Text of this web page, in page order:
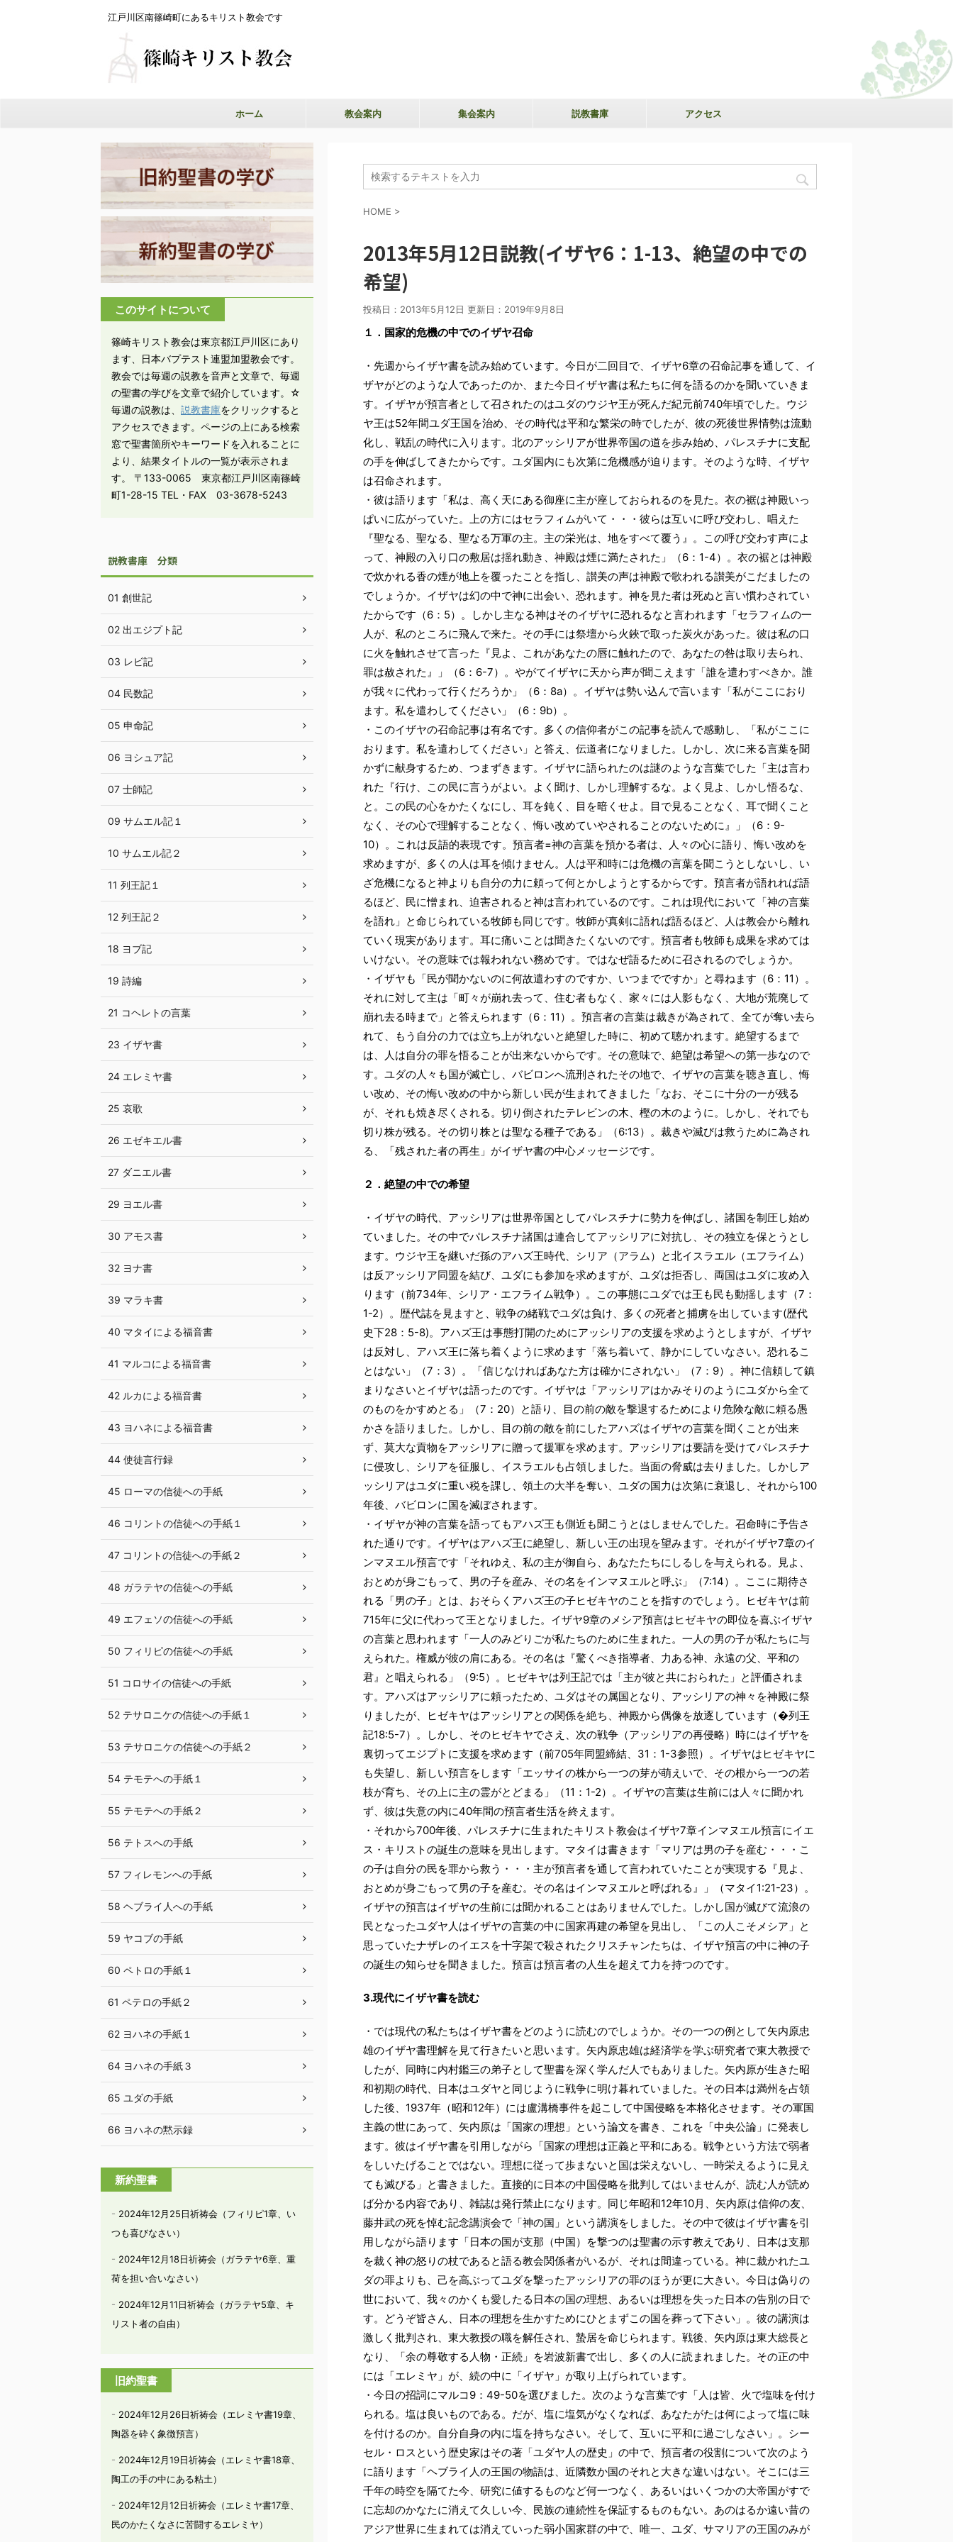
江戸川区南篠崎町にあるキリスト教会です
ホーム 教会案内 集会案内 説教書庫 アクセス
HOME >
2013年5月12日説教(イザヤ6：1-13、絶望の中での
希望)
投稿日：2013年5月12日 更新日： 2019年9月8日
１．国家的危機の中でのイザヤ召命
・先週からイザヤ書を読み始めています。今日が二回目で、イザヤ6章の召命記事を通して、イ
ザヤがどのような人であったのか、また今日イザヤ書は私たちに何を語るのかを聞いていきま
す。イザヤが預言者として召されたのはユダのウジヤ王が死んだ紀元前740年頃でした。ウジ
ヤ王は52年間ユダ王国を治め、その時代は平和な繁栄の時でしたが、彼の死後世界情勢は流動
化し、戦乱の時代に入ります。北のアッシリアが世界帝国の道を歩み始め、パレスチナに支配
の手を伸ばしてきたからです。ユダ国内にも次第に危機感が迫ります。そのような時、イザヤ
は召命されます。
・彼は語ります「私は、高く天にある御座に主が座しておられるのを見た。衣の裾は神殿いっ
ぱいに広がっていた。上の方にはセラフィムがいて・・・彼らは互いに呼び交わし、唱えた
『聖なる、聖なる、聖なる万軍の主。主の栄光は、地をすべて覆う』。この呼び交わす声によ
って、神殿の入り口の敷居は揺れ動き、神殿は煙に満たされた」（6：1-4）。衣の裾とは神殿
で炊かれる香の煙が地上を覆ったことを指し、讃美の声は神殿で歌われる讃美がこだましたの
でしょうか。イザヤは幻の中で神に出会い、恐れます。神を見た者は死ぬと言い慣わされてい
たからです（6：5）。しかし主なる神はそのイザヤに恐れるなと言われます「セラフィムの一
人が、私のところに飛んで来た。その手には祭壇から火鋏で取った炭火があった。彼は私の口
に火を触れさせて言った『見よ、これがあなたの唇に触れたので、あなたの咎は取り去られ、
罪は赦された』」（6：6-7）。やがてイザヤに天から声が聞こえます「誰を遣わすべきか。誰
が我々に代わって行くだろうか」（6：8a）。イザヤは勢い込んで言います「私がここにおり
ます。私を遣わしてください」（6：9b）。
・このイザヤの召命記事は有名です。多くの信仰者がこの記事を読んで感動し、「私がここに
おります。私を遣わしてください」と答え、伝道者になりました。しかし、次に来る言葉を聞
かずに献身するため、つまずきます。イザヤに語られたのは謎のような言葉でした「主は言わ
れた『行け、この民に言うがよい。よく聞け、しかし理解するな。よく見よ、しかし悟るな、
と。この民の心をかたくなにし、耳を鈍く、目を暗くせよ。目で見ることなく、耳で聞くこと
なく、その心で理解することなく、悔い改めていやされることのないために』」（6：9-
10）。これは反語的表現です。預言者=神の言葉を預かる者は、人々の心に語り、悔い改めを
求めますが、多くの人は耳を傾けません。人は平和時には危機の言葉を聞こうとしないし、い
ざ危機になると神よりも自分の力に頼って何とかしようとするからです。預言者が語れれば語
るほど、民に憎まれ、迫害されると神は言われているのです。これは現代において「神の言葉
を語れ」と命じられている牧師も同じです。牧師が真剣に語れば語るほど、人は教会から離れ
ていく現実があります。耳に痛いことは聞きたくないのです。預言者も牧師も成果を求めては
いけない。その意味では報われない務めです。ではなぜ語るために召されるのでしょうか。
・イザヤも「民が聞かないのに何故遣わすのですか、いつまでですか」と尋ねます（6：11）。
それに対して主は「町々が崩れ去って、住む者もなく、家々には人影もなく、大地が荒廃して
崩れ去る時まで」と答えられます（6：11）。預言者の言葉は裁きが為されて、全てが奪い去ら
れて、もう自分の力では立ち上がれないと絶望した時に、初めて聴かれます。絶望するまで
は、人は自分の罪を悟ることが出来ないからです。その意味で、絶望は希望への第一歩なので
す。ユダの人々も国が滅亡し、バビロンへ流刑されたその地で、イザヤの言葉を聴き直し、悔
い改め、その悔い改めの中から新しい民が生まれてきました「なお、そこに十分の一が残る
が、それも焼き尽くされる。切り倒されたテレビンの木、樫の木のように。しかし、それでも
切り株が残る。その切り株とは聖なる種子である」（6:13）。裁きや滅びは救うために為され
る、「残された者の再生」がイザヤ書の中心メッセージです。
２．絶望の中での希望
・イザヤの時代、アッシリアは世界帝国としてパレスチナに勢力を伸ばし、諸国を制圧し始め
ていました。その中でパレスチナ諸国は連合してアッシリアに対抗し、その独立を保とうとし
ます。ウジヤ王を継いだ孫のアハズ王時代、シリア（アラム）と北イスラエル（エフライム）
は反アッシリア同盟を結び、ユダにも参加を求めますが、ユダは拒否し、両国はユダに攻め入
ります（前734年、シリア・エフライム戦争）。この事態にユダでは王も民も動揺します（7：
1-2）。歴代誌を見ますと、戦争の緒戦でユダは負け、多くの死者と捕虜を出しています(歴代
史下28：5-8)。アハズ王は事態打開のためにアッシリアの支援を求めようとしますが、イザヤ
は反対し、アハズ王に落ち着くように求めます「落ち着いて、静かにしていなさい。恐れるこ
とはない」（7：3）。「信じなければあなた方は確かにされない」（7：9）。神に信頼して鎮
まりなさいとイザヤは語ったのです。イザヤは「アッシリアはかみそりのようにユダから全て
のものをかすめとる」（7：20）と語り、目の前の敵を撃退するためにより危険な敵に頼る愚
かさを語りました。しかし、目の前の敵を前にしたアハズはイザヤの言葉を聞くことが出来
ず、莫大な貢物をアッシリアに贈って援軍を求めます。アッシリアは要請を受けてパレスチナ
に侵攻し、シリアを征服し、イスラエルも占領しました。当面の脅威は去りました。しかしア
ッシリアはユダに重い税を課し、領土の大半を奪い、ユダの国力は次第に衰退し、それから100
年後、バビロンに国を滅ぼされます。
・イザヤが神の言葉を語ってもアハズ王も側近も聞こうとはしませんでした。召命時に予告さ
れた通りです。イザヤはアハズ王に絶望し、新しい王の出現を望みます。それがイザヤ7章のイ
ンマヌエル預言です「それゆえ、私の主が御自ら、あなたたちにしるしを与えられる。見よ、
おとめが身ごもって、男の子を産み、その名をインマヌエルと呼ぶ」（7:14）。ここに期待さ
れる「男の子」とは、おそらくアハズ王の子ヒゼキヤのことを指すのでしょう。ヒゼキヤは前
715年に父に代わって王となりました。イザヤ9章のメシア預言はヒゼキヤの即位を喜ぶイザヤ
の言葉と思われます「一人のみどりごが私たちのために生まれた。一人の男の子が私たちに与
えられた。権威が彼の肩にある。その名は『驚くべき指導者、力ある神、永遠の父、平和の
君』と唱えられる」（9:5）。ヒゼキヤは列王記では「主が彼と共におられた」と評価されま
す。アハズはアッシリアに頼ったため、ユダはその属国となり、アッシリアの神々を神殿に祭
りましたが、ヒゼキヤはアッシリアとの関係を絶ち、神殿から偶像を放逐しています（�列王
記18:5-7）。しかし、そのヒゼキヤでさえ、次の戦争（アッシリアの再侵略）時にはイザヤを
裏切ってエジプトに支援を求めます（前705年同盟締結、31：1-3参照）。イザヤはヒゼキヤに
も失望し、新しい預言をします「エッサイの株から一つの芽が萌えいで、その根から一つの若
枝が育ち、その上に主の霊がとどまる」（11：1-2）。イザヤの言葉は生前には人々に聞かれ
ず、彼は失意の内に40年間の預言者生活を終えます。
・それから700年後、パレスチナに生まれたキリスト教会はイザヤ7章インマヌエル預言にイエ
ス・キリストの誕生の意味を見出します。マタイは書きます「マリアは男の子を産む・・・こ
の子は自分の民を罪から救う・・・主が預言者を通して言われていたことが実現する『見よ、
おとめが身ごもって男の子を産む。その名はインマヌエルと呼ばれる』」（マタイ1:21-23）。
イザヤの預言はイザヤの生前には聞かれることはありませんでした。しかし国が滅びて流浪の
民となったユダヤ人はイザヤの言葉の中に国家再建の希望を見出し、「この人こそメシア」と
思っていたナザレのイエスを十字架で殺されたクリスチャンたちは、イザヤ預言の中に神の子
の誕生の知らせを聞きました。預言は預言者の人生を超えて力を持つのです。
3.現代にイザヤ書を読む
・では現代の私たちはイザヤ書をどのように読むのでしょうか。その一つの例として矢内原忠
雄のイザヤ書理解を見て行きたいと思います。矢内原忠雄は経済学を学ぶ研究者で東大教授で
したが、同時に内村鑑三の弟子として聖書を深く学んだ人でもありました。矢内原が生きた昭
和初期の時代、日本はユダヤと同じように戦争に明け暮れていました。その日本は満州を占領
した後、1937年（昭和12年）には盧溝橋事件を起こして中国侵略を本格化させます。その軍国
主義の世にあって、矢内原は「国家の理想」という論文を書き、これを「中央公論」に発表し
ます。彼はイザヤ書を引用しながら「国家の理想は正義と平和にある。戦争という方法で弱者
をしいたげることではない。理想に従って歩まないと国は栄えないし、一時栄えるように見え
ても滅びる」と書きました。直接的に日本の中国侵略を批判してはいませんが、読む人が読め
ば分かる内容であり、雑誌は発行禁止になります。同じ年昭和12年10月、矢内原は信仰の友、
藤井武の死を悼む記念講演会で「神の国」という講演をしました。その中で彼はイザヤ書を引
用しながら語ります「日本の国が支那（中国）を撃つのは聖書の示す教えであり、日本は支那
を裁く神の怒りの杖であると語る教会関係者がいるが、それは間違っている。神に裁かれたユ
ダの罪よりも、己を高ぶってユダを撃ったアッシリアの罪のほうが更に大きい。今日は偽りの
世において、我々のかくも愛したる日本の国の理想、あるいは理想を失った日本の告別の日で
す。どうぞ皆さん、日本の理想を生かすためにひとまずこの国を葬って下さい」。彼の講演は
激しく批判され、東大教授の職を解任され、蟄居を命じられます。戦後、矢内原は東大総長と
なり、「余の尊敬する人物・正続」を岩波新書で出し、多くの人に読まれました。その正の中
には「エレミヤ」が、続の中に「イザヤ」が取り上げられています。
・今日の招詞にマルコ9：49-50を選びました。次のような言葉です「人は皆、火で塩味を付け
られる。塩は良いものである。だが、塩に塩気がなくなれば、あなたがたは何によって塩に味
を付けるのか。自分自身の内に塩を持ちなさい。そして、互いに平和に過ごしなさい」。シー
セル・ロスという歴史家はその著「ユダヤ人の歴史」の中で、預言者の役割について次のよう
に語ります「ヘブライ人の王国の物語は、近隣数か国のそれと大きな違いはない。そこには三
千年の時空を隔てた今、研究に値するものなど何一つなく、あるいはいくつかの大帝国がすで
に忘却のかなたに消えて久しい今、民族の連続性を保証するものもない。あのはるか遠い昔の
アジア世界に生まれては消えていった弱小国家群の中で、唯一、ユダ、サマリアの王国のみが
このサイトについて
篠崎キリスト教会は東京都江戸川区にあり
ます、日本バプテスト連盟加盟教会です。
教会では毎週の説教を音声と文章で、毎週
の聖書の学びを文章で紹介しています。☆
毎週の説教は、 説教書庫をクリックすると
アクセスできます。ページの上にある検索
窓で聖書箇所やキーワードを入れることに
より、結果タイトルの一覧が表示されま
す。 〒133-0065 東京都江戸川区南篠崎
町1-28-15 TEL・FAX 03-3678-5243
説教書庫 分類
01 創世記
02 出エジプト記
03 レビ記
04 民数記
05 申命記
06 ヨシュア記
07 士師記
09 サムエル記１
10 サムエル記２
11 列王記１
12 列王記２
18 ヨブ記
19 詩編
21 コヘレトの言葉
23 イザヤ書
24 エレミヤ書
25 哀歌
26 エゼキエル書
27 ダニエル書
29 ヨエル書
30 アモス書
32 ヨナ書
39 マラキ書
40 マタイによる福音書
41 マルコによる福音書
42 ルカによる福音書
43 ヨハネによる福音書
44 使徒言行録
45 ローマの信徒への手紙
46 コリントの信徒への手紙１
47 コリントの信徒への手紙２
48 ガラテヤの信徒への手紙
49 エフェソの信徒への手紙
50 フィリピの信徒への手紙
51 コロサイの信徒への手紙
52 テサロニケの信徒への手紙１
53 テサロニケの信徒への手紙２
54 テモテへの手紙１
55 テモテへの手紙２
56 テトスへの手紙
57 フィレモンへの手紙
58 ヘブライ人への手紙
59 ヤコブの手紙
60 ペトロの手紙１
61 ペテロの手紙２
62 ヨハネの手紙１
64 ヨハネの手紙３
65 ユダの手紙
66 ヨハネの黙示録
新約聖書
2024年12月25日祈祷会（フィリピ1章、い
つも喜びなさい）
2024年12月18日祈祷会（ガラテヤ6章、重
荷を担い合いなさい）
2024年12月11日祈祷会（ガラテヤ5章、キ
リスト者の自由）
旧約聖書
2024年12月26日祈祷会（エレミヤ書19章、
陶器を砕く象徴預言）
2024年12月19日祈祷会（エレミヤ書18章、
陶工の手の中にある粘土）
2024年12月12日祈祷会（エレミヤ書17章、
民のかたくなさに苦闘するエレミヤ）